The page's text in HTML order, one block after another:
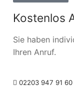
Kostenlos
Sie haben
Ihren Anruf.
02203 947 91 60